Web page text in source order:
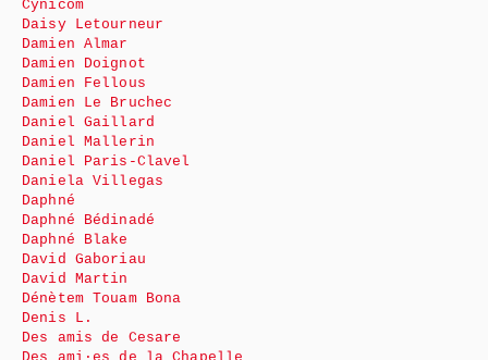
Cynicom
Daisy Letourneur
Damien Almar
Damien Doignot
Damien Fellous
Damien Le Bruchec
Daniel Gaillard
Daniel Mallerin
Daniel Paris-Clavel
Daniela Villegas
Daphné
Daphné Bédinadé
Daphné Blake
David Gaboriau
David Martin
Dénètem Touam Bona
Denis L.
Des amis de Cesare